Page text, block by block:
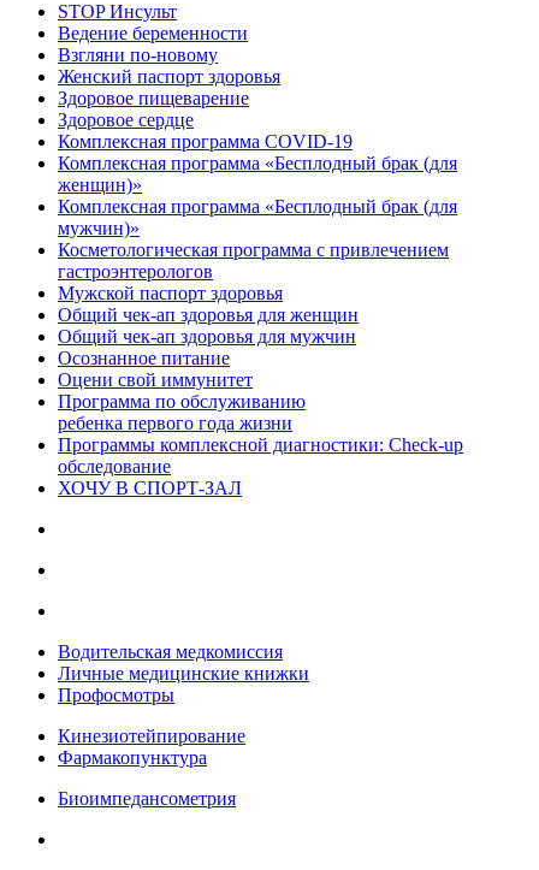
STOP Инсульт
Ведение беременности
Взгляни по-новому
Женский паспорт здоровья
Здоровое пищеварение
Здоровое сердце
Комплексная программа COVID-19
Комплексная программа «Бесплодный брак (для
женщин)»
Комплексная программа «Бесплодный брак (для
мужчин)»
Косметологическая программа с привлечением
гастроэнтерологов
Мужской паспорт здоровья
Общий чек-ап здоровья для женщин
Общий чек-ап здоровья для мужчин
Осознанное питание
Оцени свой иммунитет
Программа по обслуживанию
ребенка первого года жизни
Программы комплексной диагностики: Check-up
обследование
ХОЧУ В CПОРТ-ЗАЛ
Водительская медкомиссия
Личные медицинские книжки
Профосмотры
Кинезиотейпирование
Фармакопунктура
Биоимпедансометрия